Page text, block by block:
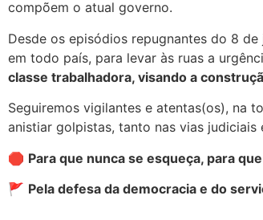
compõem o atual governo.
Desde os episódios repugnantes do 8
em todo país, para levar às ruas a
classe trabalhadora, visando a
Seguiremos vigilantes e atentas(os), na
anistiar golpistas, tanto nas vias
🛑 Para que nunca se esqueça, para
🚩 Pela defesa da democracia e do